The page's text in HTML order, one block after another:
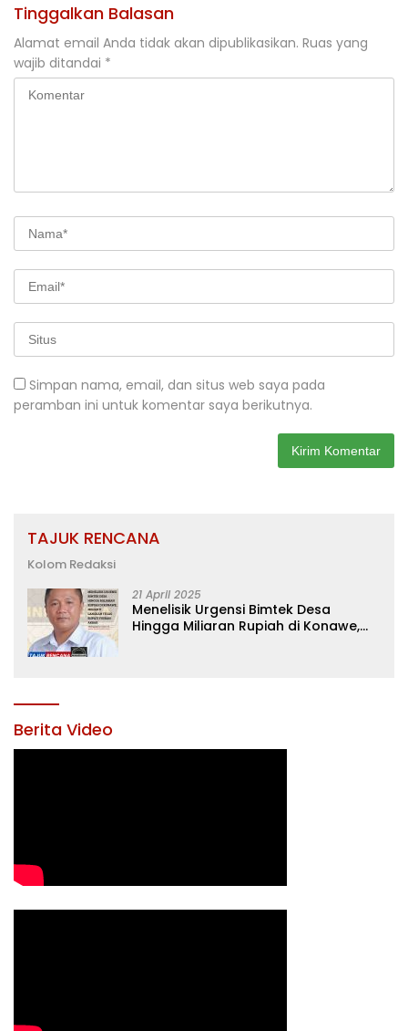
Tinggalkan Balasan
Alamat email Anda tidak akan dipublikasikan. Ruas yang
wajib ditandai *
Simpan nama, email, dan situs web saya pada
peramban ini untuk komentar saya berikutnya.
TAJUK RENCANA
Kolom Redaksi
21 April 2025
Menelisik Urgensi Bimtek Desa
Hingga Miliaran Rupiah di Konawe,
Berita Video